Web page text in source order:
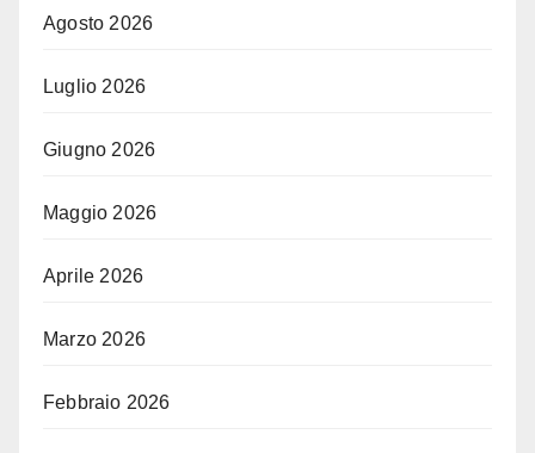
Agosto 2026
Luglio 2026
Giugno 2026
Maggio 2026
Aprile 2026
Marzo 2026
Febbraio 2026